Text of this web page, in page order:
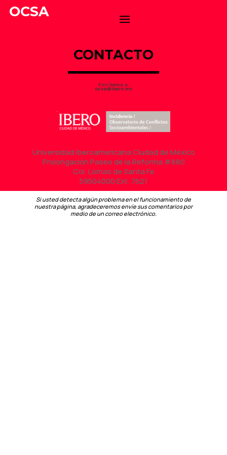
OCSA
CONTACTO
Escríbenos a:
ocsa@ibero.mx
Universidad Iberoamericana Ciudad de México
Prolongación Paseo de la Reforma #880
Col. Lomas de Santa Fe
59504000 Ext. 7621
Si usted detecta algún problema en el funcionamiento de
nuestra página, agradeceremos envíe sus comentarios por
medio de un correo electrónico.